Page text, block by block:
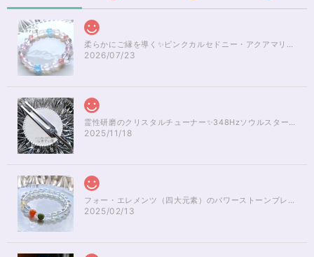
柔らかにご縁を導く✨ピンクカルセドニー・アクアマリンブレスレット16cm
2026/07/23
霊性研磨のクリスタルチューナー✨348Hzソウルスターチャクラのヒーリング
2025/11/18
フォー・エレメンツ（四大元素）のパワーストーンブレスレット✨レインボーオーラ16cm
2025/02/13